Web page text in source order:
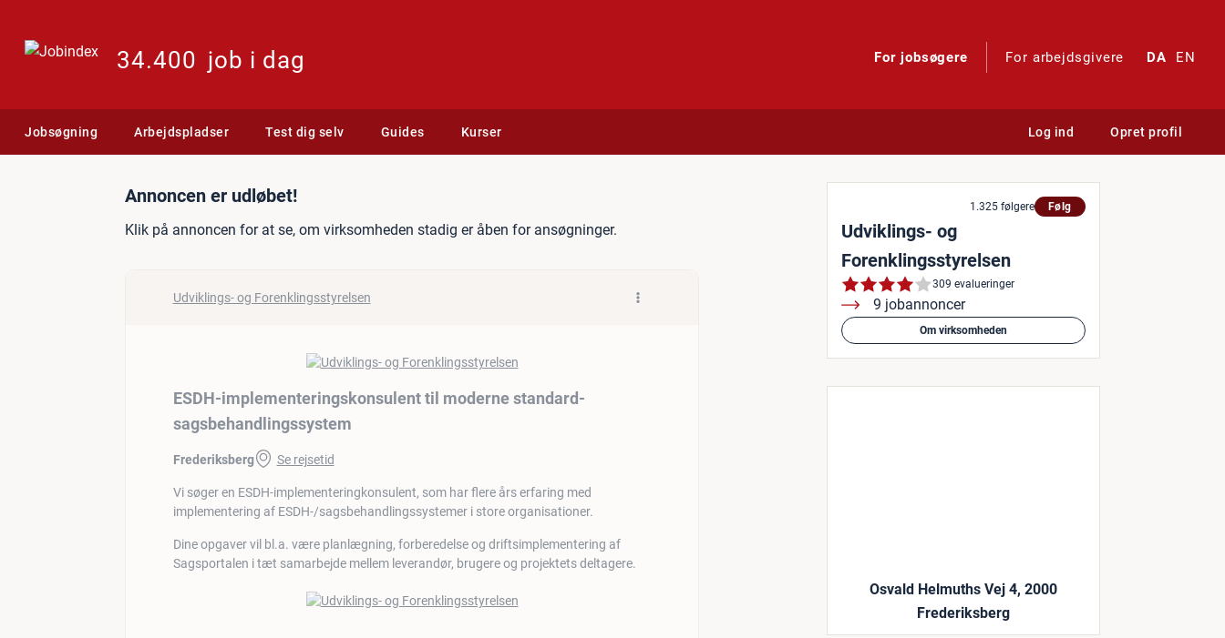
34.400 job i dag For jobsøgere For arbejdsgivere DA EN
Jobsøgning Arbejdspladser Test dig selv Guides Kurser Log ind Opret profil
Jobannonce: ESDH-implementeringskonsulent til moderne standard-
Annoncen er udløbet!
Klik på annoncen for at se, om virksomheden stadig er åben for ansøgninger.
Udviklings- og Forenklingsstyrelsen
ESDH-implementeringskonsulent til moderne standard-
sagsbehandlingssystem
Frederiksberg Se rejsetid
Vi søger en ESDH-implementeringkonsulent, som har flere års erfaring med
implementering af ESDH-/sagsbehandlingssystemer i store organisationer.
Dine opgaver vil bl.a. være planlægning, forberedelse og driftsimplementering af
Sagsportalen i tæt samarbejde mellem leverandør, brugere og projektets deltagere.
1.325 følgere Følg
Udviklings- og
Forenklingsstyrelsen
309 evalueringer
9 jobannoncer
Om virksomheden
Osvald Helmuths Vej 4, 2000
Frederiksberg